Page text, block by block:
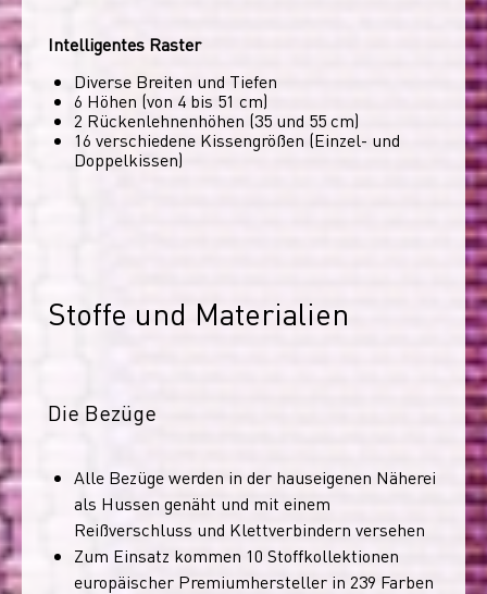
Intelligentes Raster
Diverse Breiten und Tiefen
6 Höhen (von 4 bis 51 cm)
2 Rückenlehnenhöhen (35 und 55 cm)
16 verschiedene Kissengrößen (Einzel- und
Doppelkissen)
Stoffe und Materialien
Die Bezüge
Alle Bezüge werden in der hauseigenen Näherei
als Hussen genäht und mit einem
Reißverschluss und Klettverbindern versehen
Zum Einsatz kommen 10 Stoffkollektionen
europäischer Premiumhersteller in 239 Farben